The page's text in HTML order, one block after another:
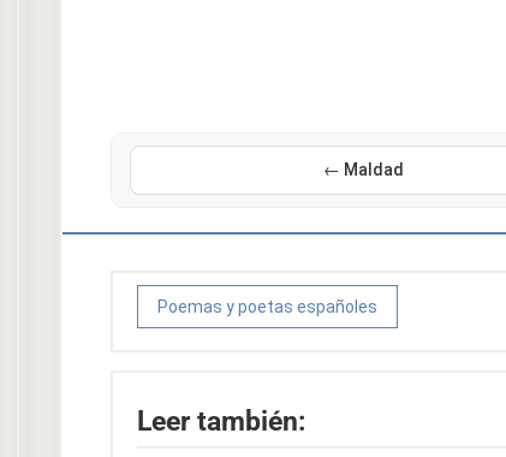
← Maldad
Poemas y poetas españoles
Leer también: